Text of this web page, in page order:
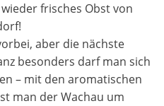
frisches Obst von
aber die nächste
besonders darf man sich
– mit den aromatischen
man der Wachau um